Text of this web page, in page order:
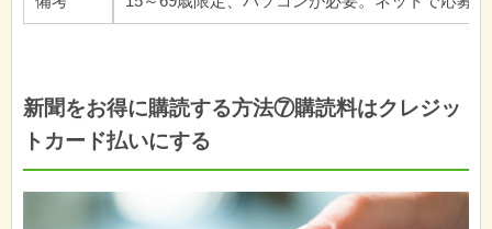
新聞をお得に購読する方法⑦購読料はクレジッ
トカード払いにする